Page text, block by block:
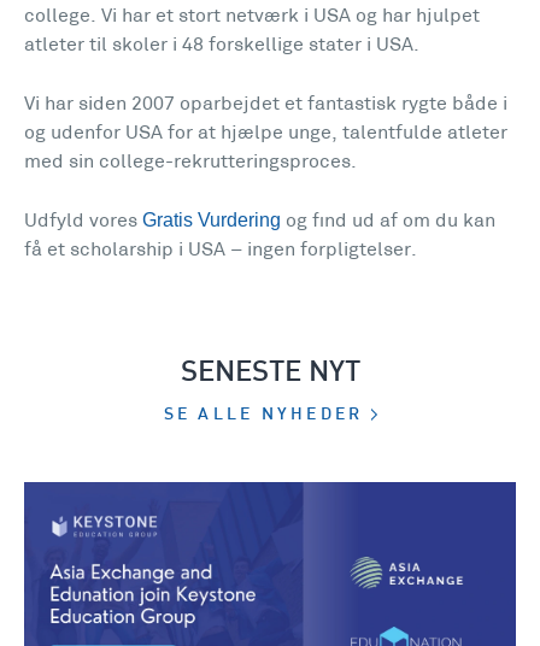
college. Vi har et stort netværk i USA og har hjulpet
atleter til skoler i 48 forskellige stater i USA.
Vi har siden 2007 oparbejdet et fantastisk rygte både i
og udenfor USA for at hjælpe unge, talentfulde atleter
med sin college-rekrutteringsproces.
Udfyld vores Gratis Vurdering og find ud af om du kan
få et scholarship i USA – ingen forpligtelser.
SENESTE NYT
SE ALLE NYHEDER